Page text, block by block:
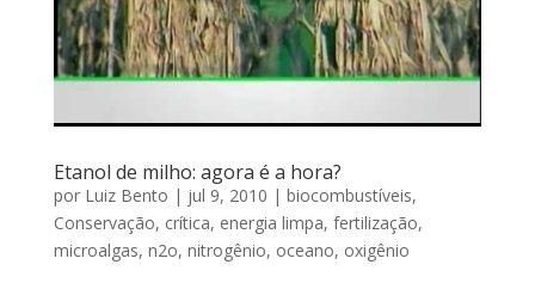
Etanol de milho: agora é a hora?
por Luiz Bento | jul 9, 2010 | biocombustíveis,
Conservação, crítica, energia limpa, fertilização,
microalgas, n2o, nitrogênio, oceano, oxigênio